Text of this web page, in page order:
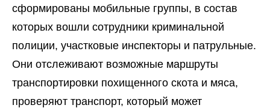
сформированы мобильные группы, в состав
которых вошли сотрудники криминальной
полиции, участковые инспекторы и патрульные.
Они отслеживают возможные маршруты
транспортировки похищенного скота и мяса,
проверяют транспорт, который может